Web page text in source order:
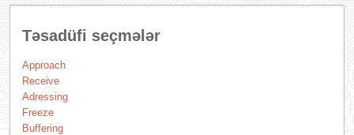
Təsadüfi seçmələr
Approach
Receive
Adressing
Freeze
Buffering